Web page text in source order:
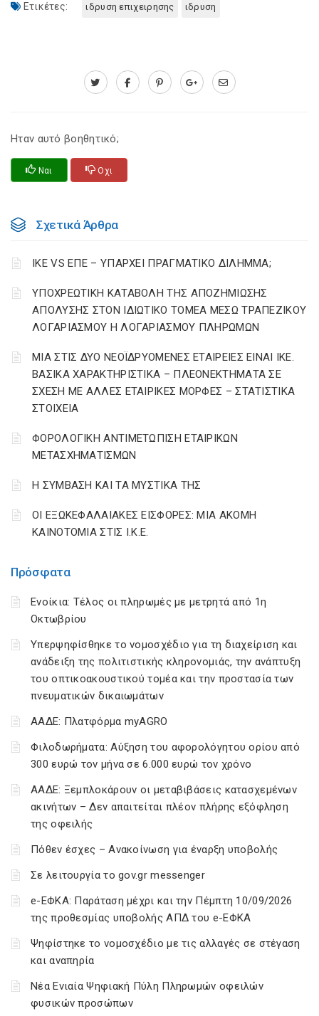
Πρόσφατα
Ενοίκια: Τέλος οι πληρωμές με μετρητά από 1η
Οκτωβρίου
Υπερψηφίσθηκε το νομοσχέδιο για τη διαχείριση και
ανάδειξη της πολιτιστικής κληρονομιάς, την ανάπτυξη
του οπτικοακουστικού τομέα και την προστασία των
πνευματικών δικαιωμάτων
ΑΑΔΕ: Πλατφόρμα myAGRO
Φιλοδωρήματα: Αύξηση του αφορολόγητου ορίου από
300 ευρώ τον μήνα σε 6.000 ευρώ τον χρόνο
ΑΑΔΕ: Ξεμπλοκάρουν οι μεταβιβάσεις κατασχεμένων
ακινήτων – Δεν απαιτείται πλέον πλήρης εξόφληση
της οφειλής
Πόθεν έσχες – Ανακοίνωση για έναρξη υποβολής
Σε λειτουργία το gov.gr messenger
e-ΕΦΚΑ: Παράταση μέχρι και την Πέμπτη 10/09/2026
της προθεσμίας υποβολής ΑΠΔ του e-ΕΦΚΑ
Ψηφίστηκε το νομοσχέδιο με τις αλλαγές σε στέγαση
και αναπηρία
Νέα Ενιαία Ψηφιακή Πύλη Πληρωμών οφειλών
φυσικών προσώπων
Ετικέτες: ιδρυση επιχειρησης ιδρυση
Ηταν αυτό βοηθητικό;
Ναι Οχι
Σχετικά Άρθρα
ΙΚΕ VS ΕΠΕ – ΥΠΑΡΧΕΙ ΠΡΑΓΜΑΤΙΚΟ ΔΙΛΗΜΜΑ;
YΠΟΧΡΕΩΤΙΚΗ ΚΑΤΑΒΟΛΗ ΤΗΣ ΑΠΟΖΗΜΙΩΣΗΣ
ΑΠΟΛΥΣΗΣ ΣΤΟΝ ΙΔΙΩΤΙΚΟ ΤΟΜΕΑ ΜΕΣΩ ΤΡΑΠΕΖΙΚΟΥ
ΛΟΓΑΡΙΑΣΜΟΥ Η ΛΟΓΑΡΙΑΣΜΟΥ ΠΛΗΡΩΜΩΝ
ΜΙΑ ΣΤΙΣ ΔΥΟ ΝΕΟΪΔΡΥΟΜΕΝΕΣ ΕΤΑΙΡΕΙΕΣ ΕΙΝΑΙ ΙΚΕ.
ΒΑΣΙΚΑ ΧΑΡΑΚΤΗΡΙΣΤΙΚΑ – ΠΛΕΟΝΕΚΤΗΜΑΤΑ ΣΕ
ΣΧΕΣΗ ΜΕ ΑΛΛΕΣ ΕΤΑΙΡΙΚΕΣ ΜΟΡΦΕΣ – ΣΤΑΤΙΣΤΙΚΑ
ΣΤΟΙΧΕΙΑ
ΦΟΡΟΛΟΓΙΚΗ ΑΝΤΙΜΕΤΩΠΙΣΗ ΕΤΑΙΡΙΚΩΝ
ΜΕΤΑΣΧΗΜΑΤΙΣΜΩΝ
Η ΣΥΜΒΑΣΗ ΚΑΙ ΤΑ ΜΥΣΤΙΚΑ ΤΗΣ
ΟΙ ΕΞΩΚΕΦΑΛΑΙΑΚΕΣ ΕΙΣΦΟΡΕΣ: ΜΙΑ ΑΚΟΜΗ
ΚΑΙΝΟΤΟΜΙΑ ΣΤΙΣ Ι.Κ.Ε.